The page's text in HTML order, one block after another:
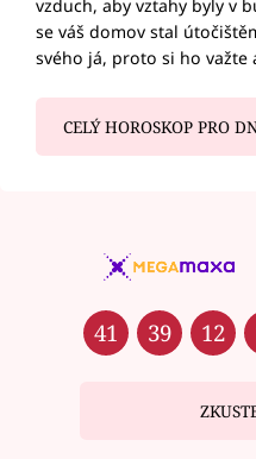
vzduch, aby vztahy byly v
se váš domov stal
svého já, proto si ho važte
CELÝ HOROSKOP PRO
41 39 12